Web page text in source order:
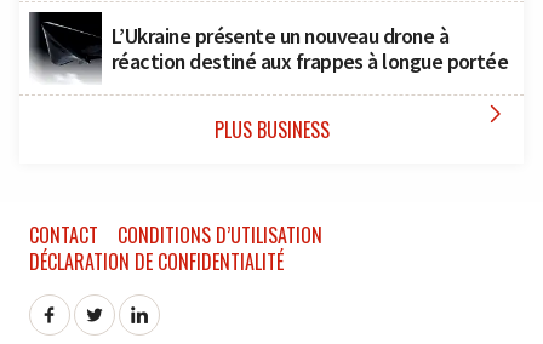
L’Ukraine présente un nouveau drone à
réaction destiné aux frappes à longue portée
PLUS BUSINESS 
CONTACT
CONDITIONS D’UTILISATION
DÉCLARATION DE CONFIDENTIALITÉ